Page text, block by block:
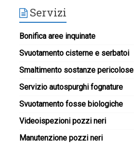
Servizi
Bonifica aree inquinate
Svuotamento cisterne e serbatoi
Smaltimento sostanze pericolose
Servizio autospurghi fognature
Svuotamento fosse biologiche
Videoispezioni pozzi neri
Manutenzione pozzi neri